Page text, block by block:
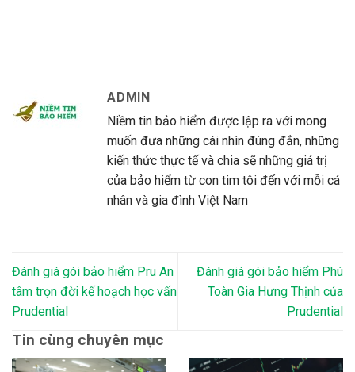
ADMIN
Niềm tin bảo hiểm được lập ra với mong
muốn đưa những cái nhìn đúng đắn, những
kiến thức thực tế và chia sẽ những giá trị
của bảo hiểm từ con tim tôi đến với mỗi cá
nhân và gia đình Việt Nam
Đánh giá gói bảo hiểm Pru An
tâm trọn đời kế hoạch học vấn
Prudential
Đánh giá gói bảo hiểm Phú
Toàn Gia Hưng Thịnh của
Prudential
Tin cùng chuyên mục